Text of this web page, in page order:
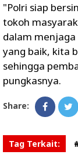
"Polri siap
tokoh
dalam menjaga
yang baik, kita
sehingga
pungkasnya.
Share:
Tag Terkait: